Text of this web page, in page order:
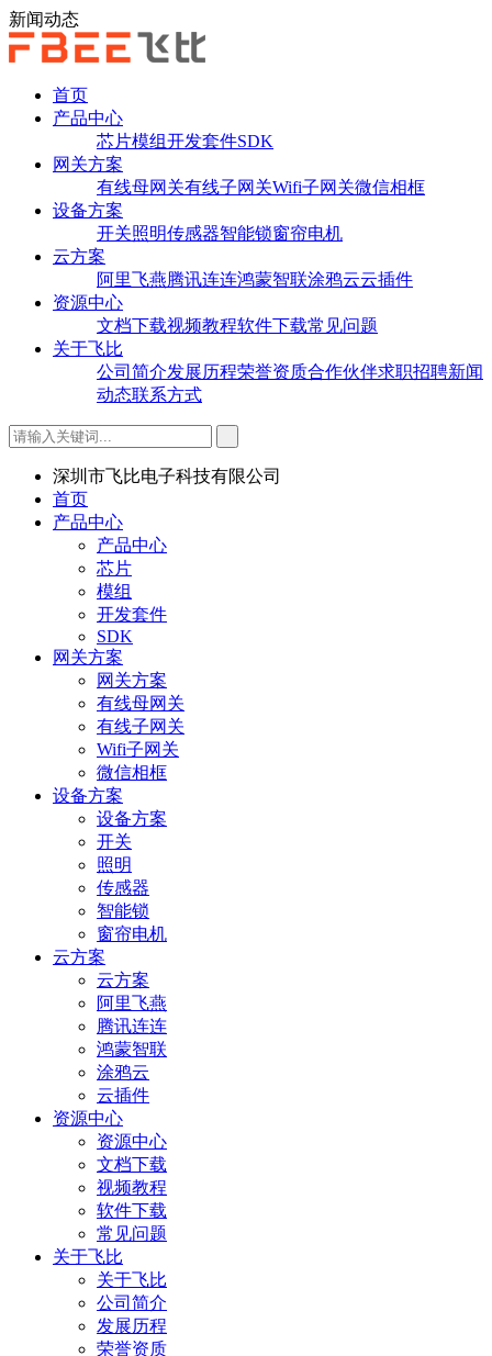
新闻动态
首页
产品中心
芯片模组开发套件SDK
网关方案
有线母网关有线子网关Wifi子网关微信相框
设备方案
开关照明传感器智能锁窗帘电机
云方案
阿里飞燕腾讯连连鸿蒙智联涂鸦云云插件
资源中心
文档下载视频教程软件下载常见问题
关于飞比
公司简介发展历程荣誉资质合作伙伴求职招聘新闻
动态联系方式
深圳市飞比电子科技有限公司
首页
产品中心
产品中心
芯片
模组
开发套件
SDK
网关方案
网关方案
有线母网关
有线子网关
Wifi子网关
微信相框
设备方案
设备方案
开关
照明
传感器
智能锁
窗帘电机
云方案
云方案
阿里飞燕
腾讯连连
鸿蒙智联
涂鸦云
云插件
资源中心
资源中心
文档下载
视频教程
软件下载
常见问题
关于飞比
关于飞比
公司简介
发展历程
荣誉资质